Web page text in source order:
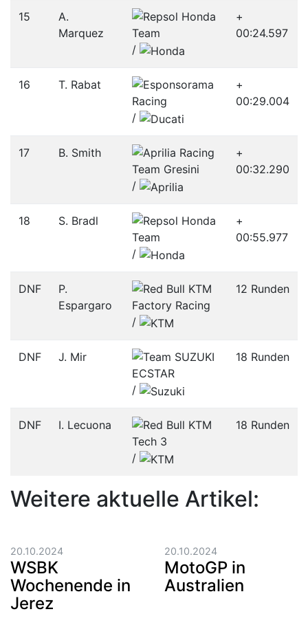
15
A.
Marquez
/­
+
00:24.597
16 T. Rabat
/­
+
00:29.004
17 B. Smith
/­
+
00:32.290
18 S. Bradl
/­
+
00:55.977
DNF
P.
Espargaro
/­
12 Runden
DNF J. Mir
/­
18 Runden
DNF I. Lecuona
/­
18 Runden
Weitere aktuelle Artikel:
20.10.2024
WSBK
Wochenende in
Jerez
20.10.2024
MotoGP in
Australien